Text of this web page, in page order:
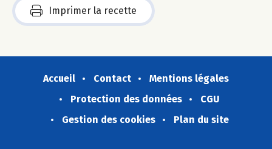
Imprimer la recette
Accueil Contact
Mentions légales
Protection des données
CGU
Gestion des cookies
Plan du site